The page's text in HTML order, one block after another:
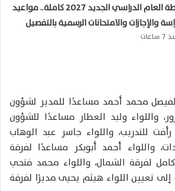
خريطة العام الدراسي الجديد 2027 كاملة.. مواعيد
والإجازات والامتحانات الرسمية بالتفصيل
محمد أحمد مساعدًا للمدير لشؤون
واللواء وليد العطار مساعدًا للشؤون
رأفت للتدريب، واللواء جاسر عبد الوهاب
واللواء أحمد أبوبكر مساعدًا لفرقة
كامل لفرقة الشمال، واللواء محمد فتحي
إلى تعيين اللواء هيثم يحيى مديرًا لفرقة